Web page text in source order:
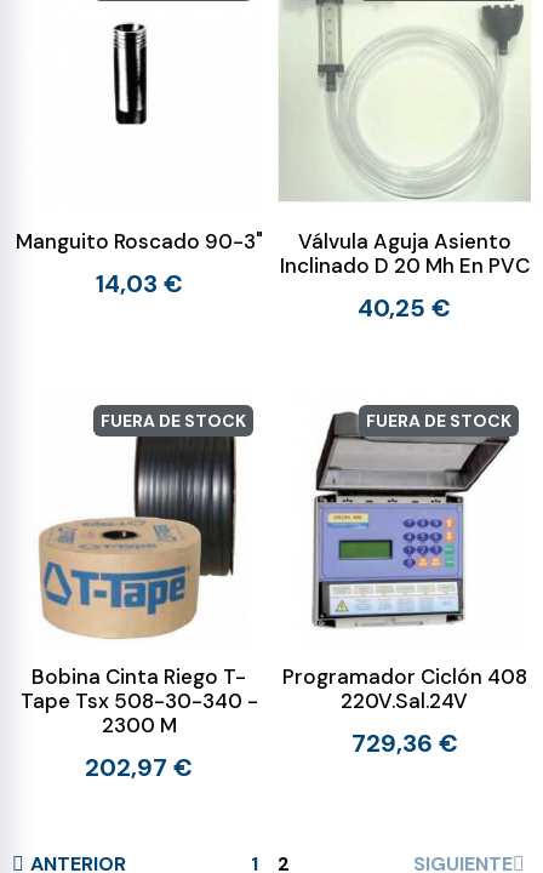
Manguito Roscado 90-3"
14,03 €
Válvula Aguja Asiento
Inclinado D 20 Mh En PVC
40,25 €
FUERA DE STOCK
Bobina Cinta Riego T-
Tape Tsx 508-30-340 -
2300 M
202,97 €
FUERA DE STOCK
Programador Ciclón 408
220V.Sal.24V
729,36 €
ANTERIOR 1 2 SIGUIENTE